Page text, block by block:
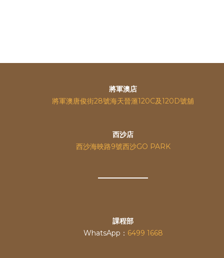
將軍澳店
將軍澳唐俊街28號海天晉滙120C及120D號舖
西沙店
西沙海映路9號西沙GO PARK
課程部
WhatsApp： 6499 1668